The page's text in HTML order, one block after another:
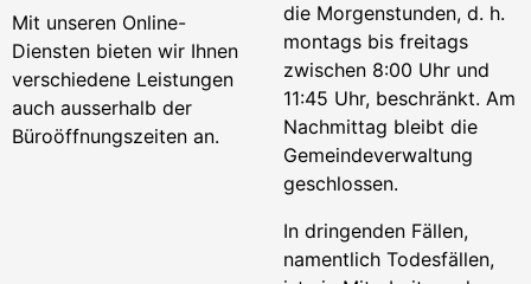
Mit unseren Online-
Diensten bieten wir Ihnen
verschiedene Leistungen
auch ausserhalb der
Büroöffnungszeiten an.
die Morgenstunden, d. h.
montags bis freitags
zwischen 8:00 Uhr und
11:45 Uhr, beschränkt. Am
Nachmittag bleibt die
Gemeindeverwaltung
geschlossen.
In dringenden Fällen,
namentlich Todesfällen,